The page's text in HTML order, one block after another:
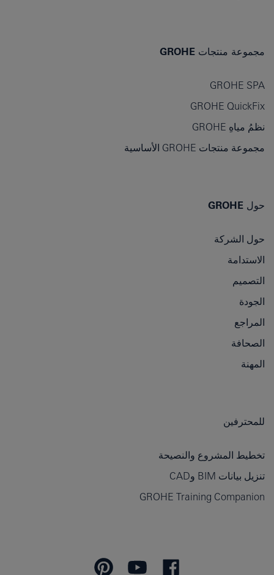
مجموعة منتجات GROHE
GROHE SPA
GROHE QuickFix
نظمُ مياهِ GROHE
مجموعة منتجات GROHE الأساسية
حول GROHE
حول الشركة
الاستدامة
التصميم
الجودة
المراجع
الصحافة
المهنة
للمحترفين
تخطيط المشروع والنصيحة
تنزيل بيانات BIM وCAD
GROHE Training Companion